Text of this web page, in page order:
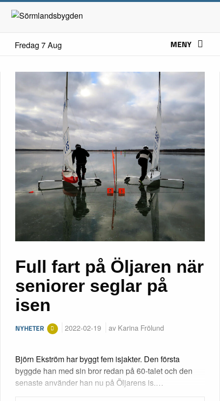
Fredag 7 Aug MENY
Full fart på Öljaren när
seniorer seglar på
isen
NYHETER 2022-02-19 av Karina Frölund
Björn Ekström har byggt fem isjakter. Den första
byggde han med sin bror redan på 60-talet och den
senaste använder han nu på Öljarens is.…